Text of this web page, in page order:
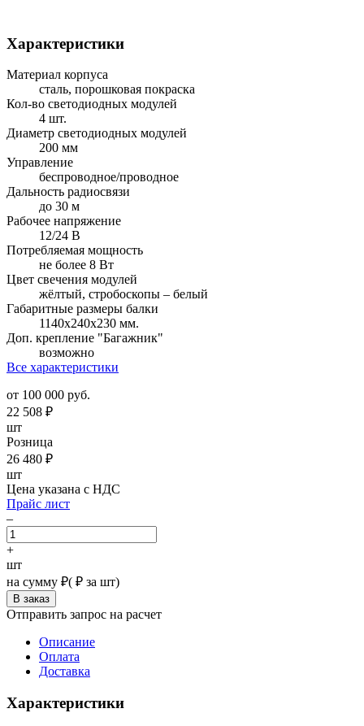
Характеристики
Материал корпуса
сталь, порошковая покраска
Кол-во светодиодных модулей
4 шт.
Диаметр светодиодных модулей
200 мм
Управление
беспроводное/проводное
Дальность радиосвязи
до 30 м
Рабочее напряжение
12/24 В
Потребляемая мощность
не более 8 Вт
Цвет свечения модулей
жёлтый, стробоскопы – белый
Габаритные размеры балки
1140х240х230 мм.
Доп. крепление "Багажник"
возможно
Все характеристики
от 100 000 руб.
22 508 ₽
шт
Розница
26 480 ₽
шт
Цена указана с НДС
Прайс лист
–
+
шт
на сумму ₽( ₽ за шт)
Отправить запрос на расчет
Описание
Оплата
Доставка
Характеристики